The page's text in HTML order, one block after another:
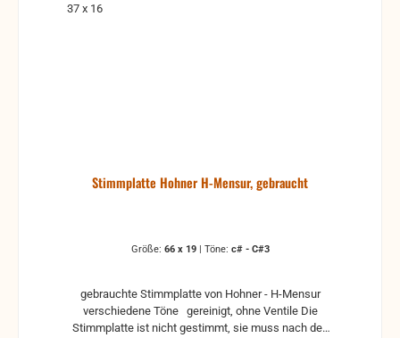
Stimmplatte Hohner H-Mensur, gebraucht
Größe: 66 x 19 | Töne: c# - C#3
gebrauchte Stimmplatte von Hohner - H-Mensur
verschiedene Töne gereinigt, ohne Ventile Die
Stimmplatte ist nicht gestimmt, sie muss nach den